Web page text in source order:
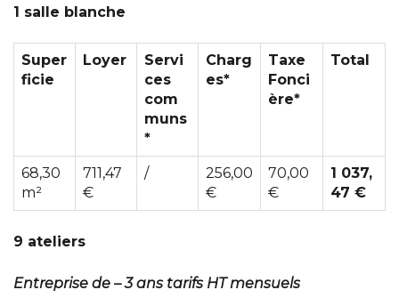
1 salle blanche
Super
ficie
Loyer
Servi
ces
com
muns
*
Charg
es*
Taxe
Fonci
ère*
Total
68,30
m²
711,47
€
/
256,00
€
70,00
€
1 037,
47 €
9 ateliers
Entreprise de – 3 ans tarifs HT mensuels